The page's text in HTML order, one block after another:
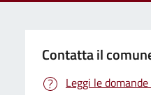
Contatta il
Leggi le